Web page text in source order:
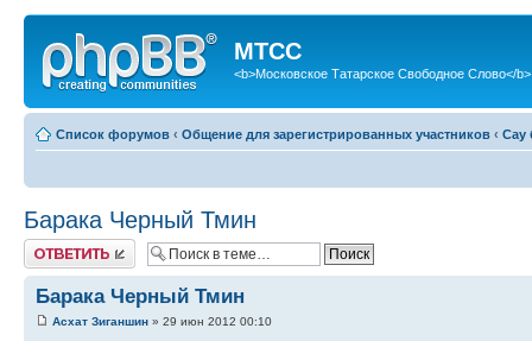
МТСС
<b>Московское Татарское Свободное Слово</b>
Список форумов ‹ Общение для зарегистрированных участников ‹ Сау
Барака Черный Тмин
Ответить
Барака Черный Тмин
Асхат Зиганшин » 29 июн 2012 00:10